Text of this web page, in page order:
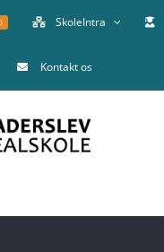
SkoleIntra
Kontakt os